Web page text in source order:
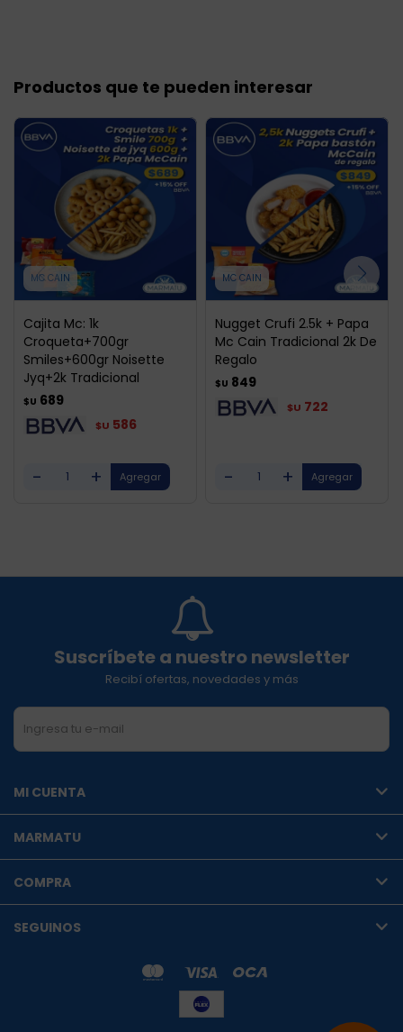
Productos que te pueden interesar
MC CAIN
Cajita Mc: 1k
Croqueta+700gr
Smiles+600gr Noisette
Jyq+2k Tradicional
$U 689
$U 586
- +
MC CAIN
Nugget Crufi 2.5k + Papa
Mc Cain Tradicional 2k De
Regalo
$U 849
$U 722
- +
Suscríbete a nuestro newsletter
Recibí ofertas, novedades y más
MI CUENTA
MARMATU
COMPRA
SEGUINOS